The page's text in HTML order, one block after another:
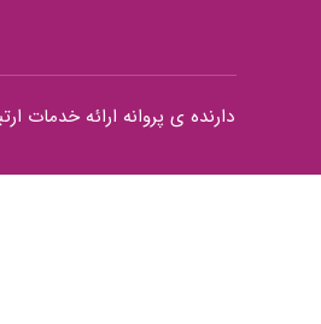
دارنده ی پروانه ارائه خدمات